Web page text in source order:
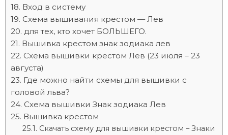
Вход в систему
Схема вышивания крестом — Лев
для тех, кто хочет БОЛЬШЕГО.
Вышивка крестом знак зодиака лев
Cхема вышивки крестом Лев (23 июля – 23
августа)
Где можно найти схемы для вышивки с
головой льва?
Схема вышивки Знак зодиака Лев
Вышивка крестом
Скачать схему для вышивки крестом – Знаки